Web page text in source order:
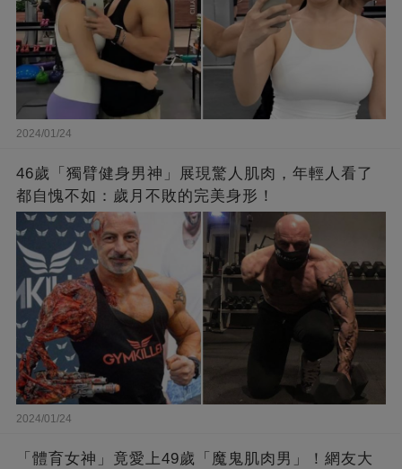
2024/01/24
46歲「獨臂健身男神」展現驚人肌肉，年輕人看了
都自愧不如：歲月不敗的完美身形！
2024/01/24
「體育女神」竟愛上49歲「魔鬼肌肉男」！網友大